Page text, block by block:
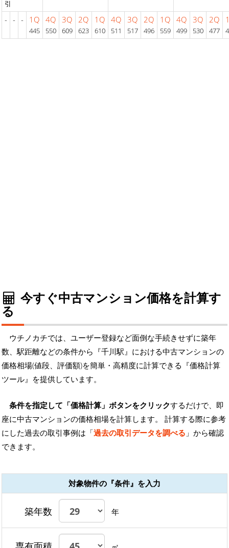
引
- - - 1Q
445
4Q
550
3Q
609
2Q
623
1Q
610
4Q
511
3Q
517
2Q
496
1Q
559
4Q
499
3Q
530
2Q
477
今すぐ中古マンション価格を計算す
る
ウチノカチでは、ユーザー登録など面倒な手続きせずに築年
数、駅距離などの条件から『千川駅』における中古マンションの
価格相場(値段、評価額)を簡単・高精度に計算できる『価格計算
ツール』を提供しています。
条件を指定して「価格計算」ボタンをクリックするだけで、即
座に中古マンションの価格相場を計算します。 計算する際に参考
にした過去の取引事例は「過去の取引データを調べる 」から確認
できます。
対象物件の『条件』を入力
築年数 年